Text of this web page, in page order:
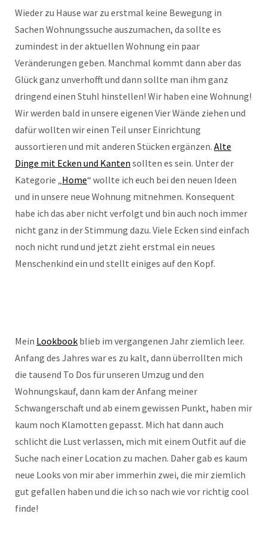
Wieder zu Hause war zu erstmal keine Bewegung in
Sachen Wohnungssuche auszumachen, da sollte es
zumindest in der aktuellen Wohnung ein paar
Veränderungen geben. Manchmal kommt dann aber das
Glück ganz unverhofft und dann sollte man ihm ganz
dringend einen Stuhl hinstellen! Wir haben eine Wohnung!
Wir werden bald in unsere eigenen Vier Wände ziehen und
dafür wollten wir einen Teil unser Einrichtung
aussortieren und mit anderen Stücken ergänzen. Alte
Dinge mit Ecken und Kanten sollten es sein. Unter der
Kategorie „Home“ wollte ich euch bei den neuen Ideen
und in unsere neue Wohnung mitnehmen. Konsequent
habe ich das aber nicht verfolgt und bin auch noch immer
nicht ganz in der Stimmung dazu. Viele Ecken sind einfach
noch nicht rund und jetzt zieht erstmal ein neues
Menschenkind ein und stellt einiges auf den Kopf.
Mein Lookbook blieb im vergangenen Jahr ziemlich leer.
Anfang des Jahres war es zu kalt, dann überrollten mich
die tausend To Dos für unseren Umzug und den
Wohnungskauf, dann kam der Anfang meiner
Schwangerschaft und ab einem gewissen Punkt, haben mir
kaum noch Klamotten gepasst. Mich hat dann auch
schlicht die Lust verlassen, mich mit einem Outfit auf die
Suche nach einer Location zu machen. Daher gab es kaum
neue Looks von mir aber immerhin zwei, die mir ziemlich
gut gefallen haben und die ich so nach wie vor richtig cool
finde!